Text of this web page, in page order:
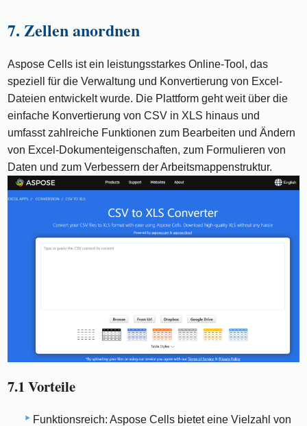
7. Zellen anordnen
Aspose Cells ist ein leistungsstarkes Online-Tool, das
speziell für die Verwaltung und Konvertierung von Excel-
Dateien entwickelt wurde. Die Plattform geht weit über die
einfache Konvertierung von CSV in XLS hinaus und
umfasst zahlreiche Funktionen zum Bearbeiten und Ändern
von Excel-Dokumenteigenschaften, zum Formulieren von
Daten und zum Verbessern der Arbeitsmappenstruktur.
7.1 Vorteile
Funktionsreich: Aspose Cells bietet eine Vielzahl von